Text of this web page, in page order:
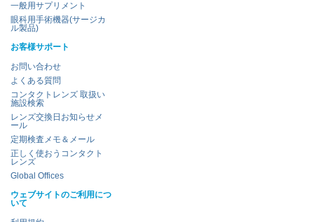
一般用サプリメント
眼科用手術機器(サージカ
ル製品)
お客様サポート
お問い合わせ
よくある質問
コンタクトレンズ 取扱い
施設検索
レンズ交換日お知らせメ
ール
定期検査メモ＆メール
正しく使おうコンタクト
レンズ
Global Offices
ウェブサイトのご利用につ
いて